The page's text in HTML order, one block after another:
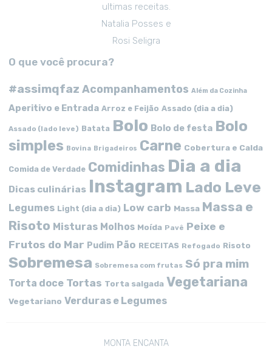
ultimas receitas.
Natalia Posses e
Rosi Seligra
O que você procura?
#assimqfaz Acompanhamentos Além da Cozinha
Aperitivo e Entrada Arroz e Feijão Assado (dia a dia)
Assado (lado leve) Batata Bolo Bolo de festa Bolo
simples Bovina Brigadeiros Carne Cobertura e Calda
Comida de Verdade Comidinhas Dia a dia
Dicas culinárias Instagram Lado Leve
Legumes Light (dia a dia) Low carb Massa Massa e
Risoto Misturas Molhos Moída Pavê Peixe e
Frutos do Mar Pudim Pão RECEITAS Refogado Risoto
Sobremesa Sobremesa com frutas Só pra mim
Torta doce Tortas Torta salgada Vegetariana
Vegetariano Verduras e Legumes
MONTA ENCANTA